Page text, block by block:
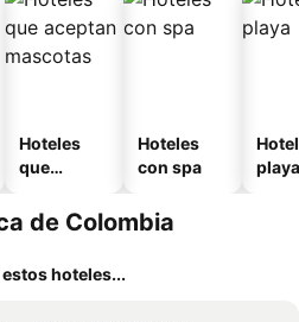
Hoteles
que
mascotas
Hoteles
con spa
playa
de Colombia
hoteles...